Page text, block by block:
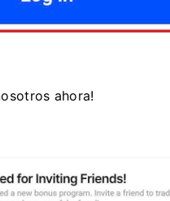
ahora!